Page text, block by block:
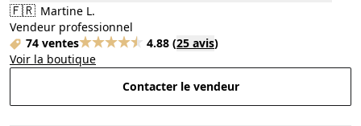
🇫🇷 Martine L.
Vendeur professionnel
74 ventes
4.88 (25 avis)
Voir la boutique
Contacter le vendeur